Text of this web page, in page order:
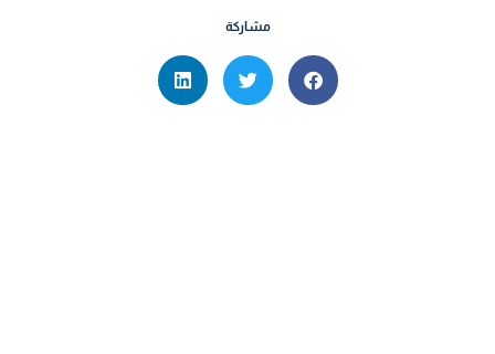
مشاركة